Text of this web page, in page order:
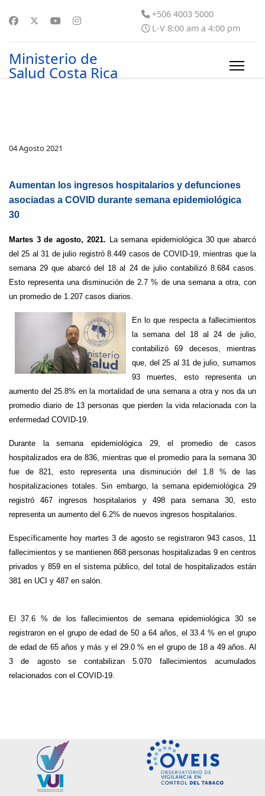
+506 4003 5000
L-V 8:00 am a 4:00 pm
Ministerio de
Salud Costa Rica
04 Agosto 2021
Aumentan los ingresos hospitalarios y defunciones
asociadas a COVID durante semana epidemiológica
30
Martes 3 de agosto, 2021. La semana epidemiológica 30 que abarcó
del 25 al 31 de julio registró 8.449 casos de COVID-19, mientras que la
semana 29 que abarcó del 18 al 24 de julio contabilizó 8.684 casos.
Esto representa una disminución de 2.7 % de una semana a otra, con
un promedio de 1.207 casos diarios.
En lo que respecta a fallecimientos
la semana del 18 al 24 de julio,
contabilizó 69 decesos, mientras
que, del 25 al 31 de julio, sumamos
93 muertes, esto representa un
aumento del 25.8% en la mortalidad de una semana a otra y nos da un
promedio diario de 13 personas que pierden la vida relacionada con la
enfermedad COVID-19.
Durante la semana epidemiológica 29, el promedio de casos
hospitalizados era de 836, mientras que el promedio para la semana 30
fue de 821, esto representa una disminución del 1.8 % de las
hospitalizaciones totales. Sin embargo, la semana epidemiológica 29
registró 467 ingresos hospitalarios y 498 para semana 30, esto
representa un aumento del 6.2% de nuevos ingresos hospitalarios.
Específicamente hoy martes 3 de agosto se registraron 943 casos, 11
fallecimientos y se mantienen 868 personas hospitalizadas 9 en centros
privados y 859 en el sistema público, del total de hospitalizados están
381 en UCI y 487 en salón.
El 37.6 % de los fallecimientos de semana epidemiológica 30 se
registraron en el grupo de edad de 50 a 64 años, el 33.4 % en el grupo
de edad de 65 años y más y el 29.0 % en el grupo de 18 a 49 años. Al
3 de agosto se contabilizan 5.070 fallecimientos acumulados
relacionados con el COVID-19.